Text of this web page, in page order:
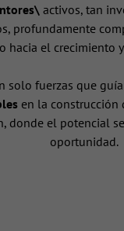
activos, tan
profundamente
hacia el crecimiento
solo fuerzas que
en la construcción
donde el potencial
oportunidad.